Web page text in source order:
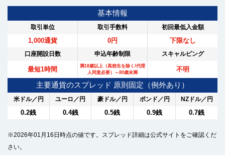
基本情報
取引単位 取引手数料 初回最低入金額
1,000通貨 0円 下限なし
口座開設日数 申込年齢制限 スキャルピング
最短1時間
満18歳以上（高校生を除く/代理
人同意必要）～80歳未満
不明
主要通貨のスプレッド 原則固定（例外あり）
米ドル／円 ユーロ／円 豪ドル／円 ポンド／円 NZドル／円
0.2銭 0.4銭 0.5銭 0.9銭 0.7銭
※2026年01月16日時点の値です。スプレッド詳細は公式サイトをご確認くだ
さい。